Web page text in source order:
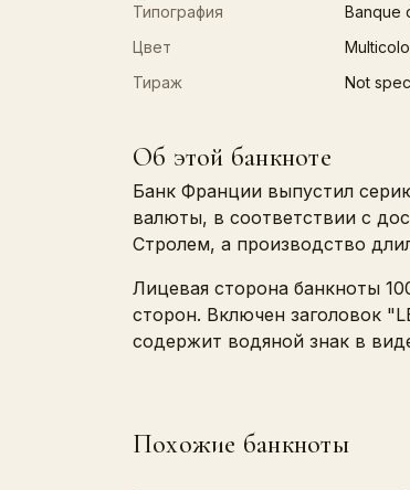
Типография
Banque
Цвет
Тираж
Not
Об этой банкноте
Банк Франции выпустил
валюты, в соответствии с
Стролем, а производство
Лицевая сторона банкноты
сторон. Включен заголовок
содержит водяной знак в
Похожие банкноты